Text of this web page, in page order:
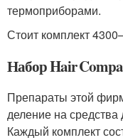
термоприборами.
Стоит комплект
Набор Hair
Препараты этой
деление на
Каждый комплект